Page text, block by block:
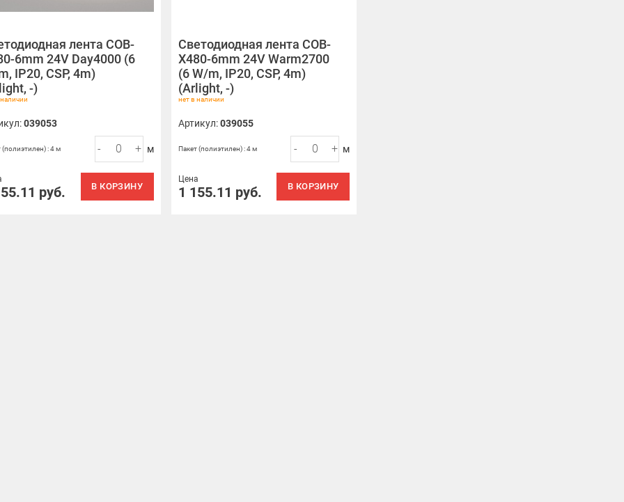
лента COB-
6mm 24V Day4000 (6
IP20, CSP, 4m)
-)
039053
- + м
(полиэтилен) : 4 м
руб. В КОРЗИНУ
Светодиодная лента COB-
X480-6mm 24V Warm2700
(6 W/m, IP20, CSP, 4m)
(Arlight, -)
нет в наличии
Артикул:039055
- + м
Пакет (полиэтилен) : 4 м
Цена
1 155.11 руб. В КОРЗИНУ